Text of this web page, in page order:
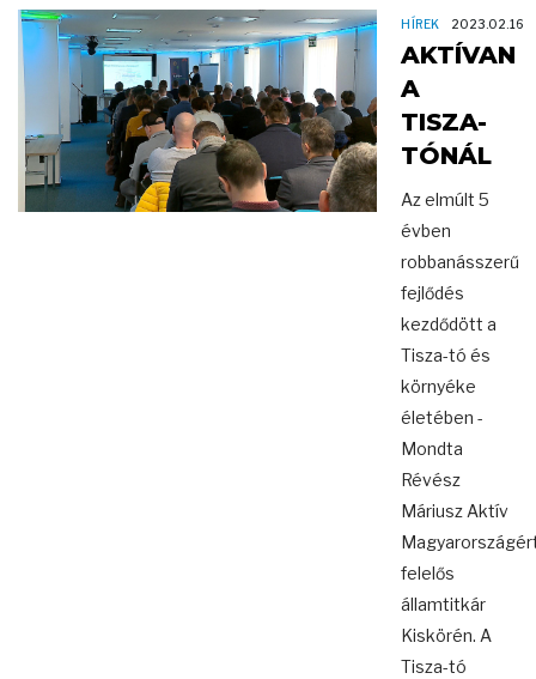
HÍREK 2023.02.16
AKTÍVAN
A
TISZA-
TÓNÁL
Az elmúlt 5
évben
robbanásszerű
fejlődés
kezdődött a
Tisza-tó és
környéke
életében -
Mondta
Révész
Máriusz Aktív
felelős
államtitkár
Kiskörén. A
Tisza-tó